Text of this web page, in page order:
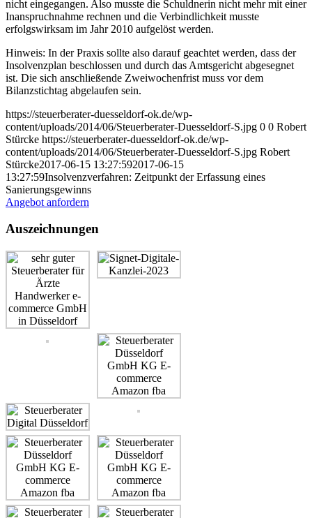
nicht eingegangen. Also musste die Schuldnerin nicht mehr mit einer
Inanspruchnahme rechnen und die Verbindlichkeit musste
erfolgswirksam im Jahr 2010 aufgelöst werden.
Hinweis: In der Praxis sollte also darauf geachtet werden, dass der
Insolvenzplan beschlossen und durch das Amtsgericht abgesegnet
ist. Die sich anschließende Zweiwochenfrist muss vor dem
Bilanzstichtag abgelaufen sein.
https://steuerberater-duesseldorf-ok.de/wp-
content/uploads/2014/06/Steuerberater-Duesseldorf-S.jpg 0 0 Robert
Stürcke https://steuerberater-duesseldorf-ok.de/wp-
content/uploads/2014/06/Steuerberater-Duesseldorf-S.jpg Robert
Stürcke2017-06-15 13:27:592017-06-15
13:27:59Insolvenzverfahren: Zeitpunkt der Erfassung eines
Sanierungsgewinns
Angebot anfordern
Auszeichnungen